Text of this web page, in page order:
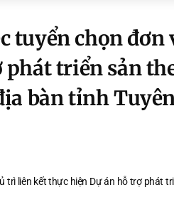
tuyển chọn
phát triển sản
bàn tỉnh
trì liên kết thực hiện Dự án hỗ trợ phát